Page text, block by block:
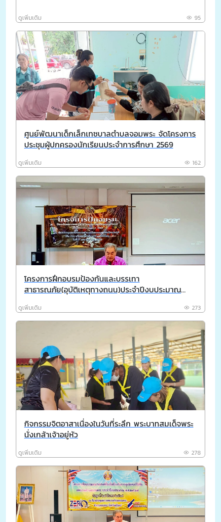
ดูเพิ่มเติม 95
ศูนย์พัฒนาเด็กเล็กเทซบาลตำบลจอมพระ จัดโครงการ
ประชุมผู้ปกครองนักเรียนประจำการศึกษา 2569
ดูเพิ่มเติม 162
โครงการฝึกอบรมป้องกันและบรรเทา
สาธารณภัย(อุบัติเหตุทางถนน)ประจำปีงบประมาณ
ดูเพิ่มเติม 273
กิจกรรมจิตอาสาเนื่องในวันที่ระลึก พระบาทสมเด็จพระ
นั่งเกล้าเจ้าอยู่หัว
ดูเพิ่มเติม 278